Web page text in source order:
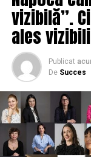
de Isărescuapare
Prahova
ARTICOLE PE
URMATORUL
Vivat Justitia de
NU RATATI
Bogdan și
vizibilă”.
ales
Publicat
De Succes